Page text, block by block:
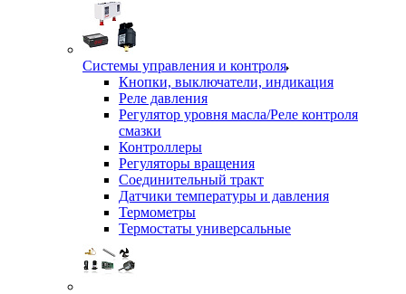
Системы управления и контроля
Кнопки, выключатели, индикация
Реле давления
Регулятор уровня масла/Реле контроля
смазки
Контроллеры
Регуляторы вращения
Соединительный тракт
Датчики температуры и давления
Термометры
Термостаты универсальные